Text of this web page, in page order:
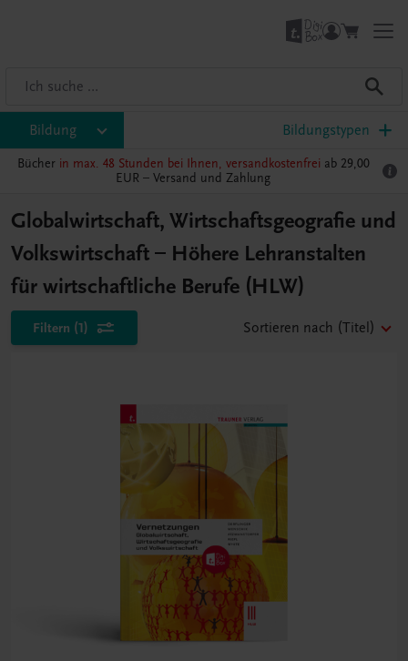
Bildung Bildungstypen
Bücher in max. 48 Stunden bei Ihnen, versandkostenfrei ab 29,00
EUR – Versand und Zahlung
Globalwirtschaft, Wirtschaftsgeografie und
Volkswirtschaft – Höhere Lehranstalten
für wirtschaftliche Berufe (HLW)
Filtern (1) Sortieren nach (Titel)